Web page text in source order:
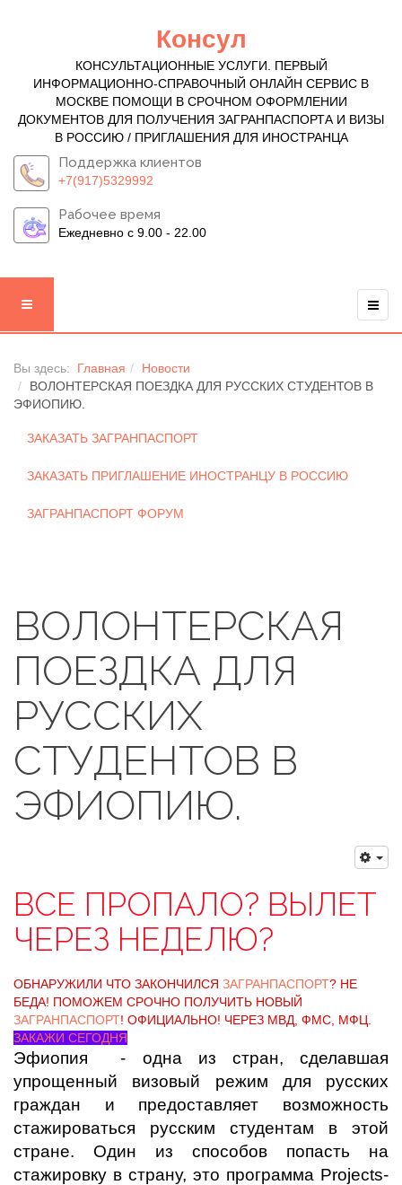
Консул
КОНСУЛЬТАЦИОННЫЕ УСЛУГИ. ПЕРВЫЙ
ИНФОРМАЦИОННО-СПРАВОЧНЫЙ ОНЛАЙН СЕРВИС В
МОСКВЕ ПОМОЩИ В СРОЧНОМ ОФОРМЛЕНИИ
ДОКУМЕНТОВ ДЛЯ ПОЛУЧЕНИЯ ЗАГРАНПАСПОРТА И ВИЗЫ
В РОССИЮ / ПРИГЛАШЕНИЯ ДЛЯ ИНОСТРАНЦА
Поддержка клиентов
+7(917)5329992
Рабочее время
Ежедневно с 9.00 - 22.00
Вы здесь: Главная
Новости
ВОЛОНТЕРСКАЯ ПОЕЗДКА ДЛЯ РУССКИХ СТУДЕНТОВ В
ЭФИОПИЮ.
ЗАКАЗАТЬ ЗАГРАНПАСПОРТ
ЗАКАЗАТЬ ПРИГЛАШЕНИЕ ИНОСТРАНЦУ В РОССИЮ
ЗАГРАНПАСПОРТ ФОРУМ
ВОЛОНТЕРСКАЯ
ПОЕЗДКА ДЛЯ
РУССКИХ
СТУДЕНТОВ В
ЭФИОПИЮ.
ВСЕ ПРОПАЛО? ВЫЛЕТ
ЧЕРЕЗ НЕДЕЛЮ?
ОБНАРУЖИЛИ ЧТО ЗАКОНЧИЛСЯ ЗАГРАНПАСПОРТ? НЕ
БЕДА! ПОМОЖЕМ СРОЧНО ПОЛУЧИТЬ НОВЫЙ
ЗАГРАНПАСПОРТ! ОФИЦИАЛЬНО! ЧЕРЕЗ МВД, ФМС, МФЦ.
ЗАКАЖИ СЕГОДНЯ
Эфиопия - одна из стран, сделавшая
упрощенный визовый режим для русских
граждан и предоставляет возможность
стажироваться русским студентам в этой
стране. Один из способов попасть на
стажировку в страну, это программа Projects-